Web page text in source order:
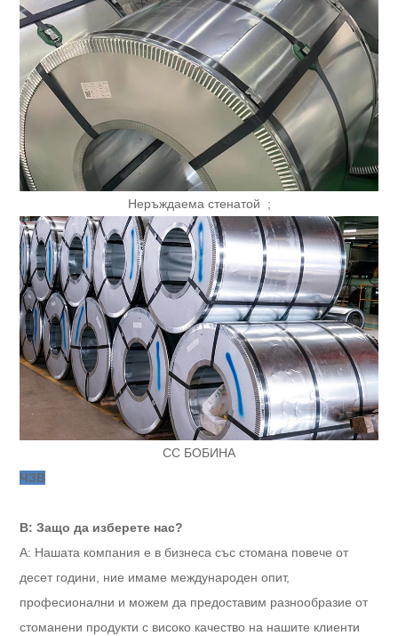
Неръждаема стенатой ;
СС БОБИНА
ЧЗВ
В: Защо да изберете нас?
A: Нашата компания е в бизнеса със стомана повече от
десет години, ние имаме международен опит,
професионални и можем да предоставим разнообразие от
стоманени продукти с високо качество на нашите клиенти